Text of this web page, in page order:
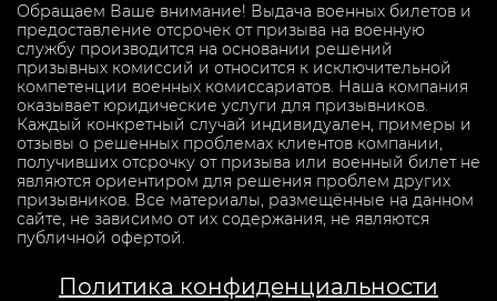
Обращаем Ваше внимание! Выдача военных билетов и
предоставление отсрочек от призыва на военную
службу производится на основании решений
призывных комиссий и относится к исключительной
компетенции военных комиссариатов. Наша компания
оказывает юридические услуги для призывников.
Каждый конкретный случай индивидуален, примеры и
отзывы о решенных проблемах клиентов компании,
получивших отсрочку от призыва или военный билет не
являются ориентиром для решения проблем других
призывников. Все материалы, размещённые на данном
сайте, не зависимо от их содержания, не являются
публичной офертой.
Политика конфиденциальности